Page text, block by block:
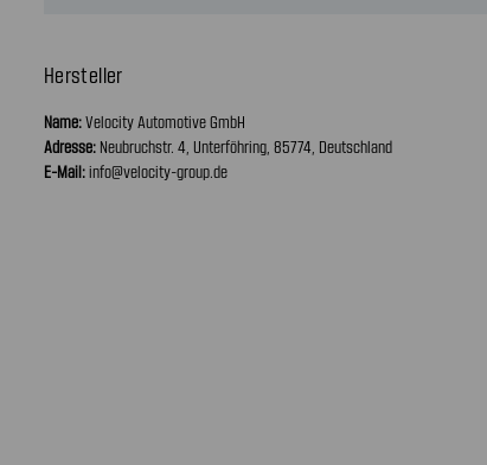
Hersteller
Name:Velocity Automotive GmbH
Adresse: Neubruchstr. 4, Unterföhring, 85774, Deutschland
E-Mail:info@velocity-group.de